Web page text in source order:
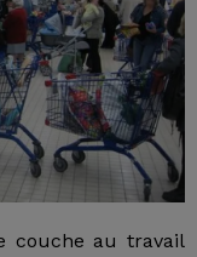
couche au travail